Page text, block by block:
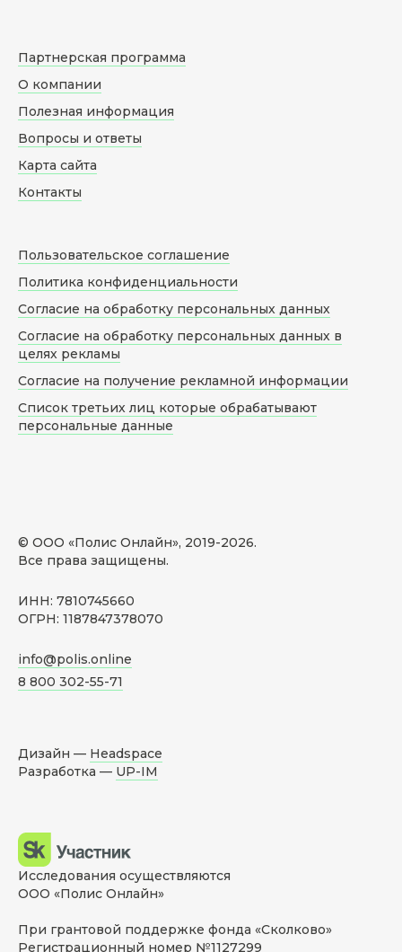
© ООО «Полис Онлайн», 2019-2026.
Все права защищены.
ИНН: 7810745660
ОГРН: 1187847378070
info@polis.online
8 800 302-55-71
Партнерская программа
О компании
Полезная информация
Вопросы и ответы
Карта сайта
Контакты
Пользовательское соглашение
Политика конфиденциальности
Согласие на обработку персональных данных
Согласие на обработку персональных данных в
целях рекламы
Согласие на получение рекламной информации
Список третьих лиц которые обрабатывают
персональные данные
Дизайн — Headspace
Разработка — UP-IM
Исследования осуществляются
ООО «Полис Онлайн»
При грантовой поддержке фонда «Сколково»
Регистрационный номер №1127299